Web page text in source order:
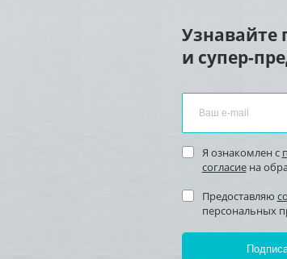
Узнавайте
и супер-
Я ознакомлен с
согласиена
Предоставляю
персональных